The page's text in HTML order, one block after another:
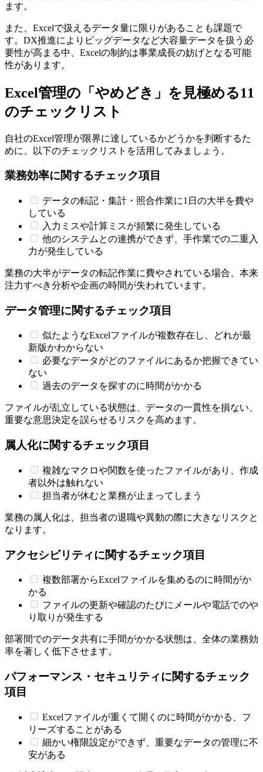
ます。
また、Excelで扱えるデータ量に限りがあることも課題で
す。DX推進によりビッグデータなど大容量データを扱う必
要性が高まる中、Excelの制約は事業成長の妨げとなる可能
性があります。
Excel管理の「やめどき」を見極める11
のチェックリスト
自社のExcel管理が限界に達しているかどうかを判断するた
めに、以下のチェックリストを活用してみましょう。
業務効率に関するチェック項目
データの転記・集計・照合作業に1日の大半を費や
している
入力ミスや計算ミスが頻繁に発生している
他のシステムとの連携ができず、手作業での二重入
力が発生している
業務の大半がデータの転記作業に費やされている場合、本来
注力すべき分析や企画の時間が失われています。
データ管理に関するチェック項目
似たようなExcelファイルが複数存在し、どれが最
新版かわからない
必要なデータがどのファイルにあるか把握できてい
ない
過去のデータを探すのに時間がかかる
ファイルが乱立している状態は、データの一貫性を損ない、
重要な意思決定を誤らせるリスクを高めます。
属人化に関するチェック項目
複雑なマクロや関数を使ったファイルがあり、作成
者以外は触れない
担当者が休むと業務が止まってしまう
業務の属人化は、担当者の退職や異動の際に大きなリスクと
なります。
アクセシビリティに関するチェック項目
複数部署からExcelファイルを集めるのに時間がか
かる
ファイルの更新や確認のたびにメールや電話でのや
り取りが発生する
部署間でのデータ共有に手間がかかる状態は、全体の業務効
率を著しく低下させます。
パフォーマンス・セキュリティに関するチェック
項目
Excelファイルが重くて開くのに時間がかかる、フ
リーズすることがある
細かい権限設定ができず、重要なデータの管理に不
安がある